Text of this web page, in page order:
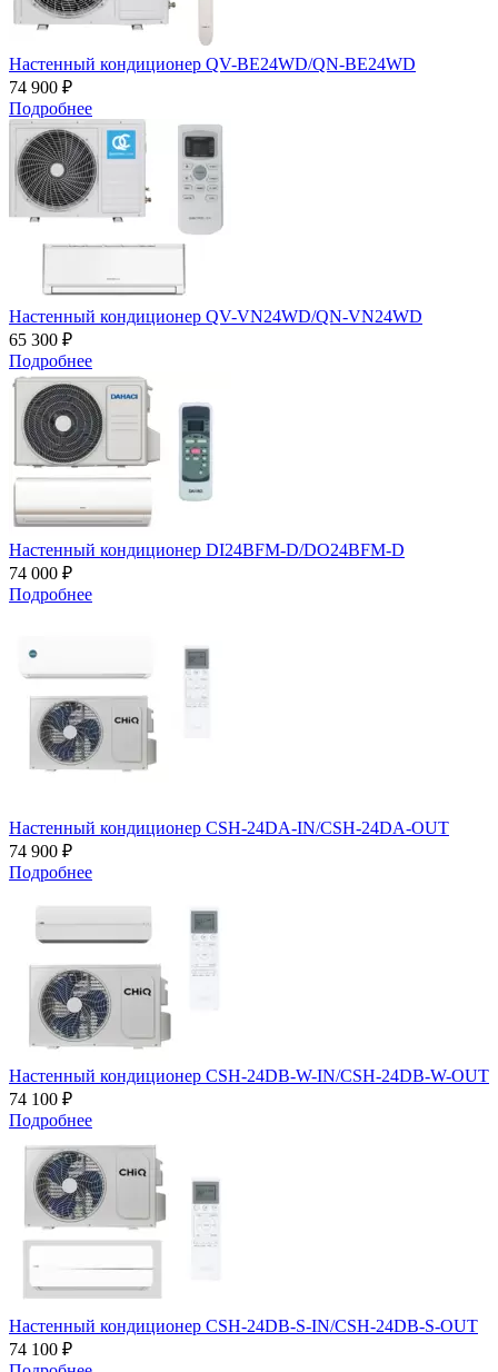
Настенный кондиционер QV-BE24WD/QN-BE24WD
74 900 ₽
Подробнее
Настенный кондиционер QV-VN24WD/QN-VN24WD
65 300 ₽
Подробнее
Настенный кондиционер DI24BFM-D/DO24BFM-D
74 000 ₽
Подробнее
Настенный кондиционер CSH-24DA-IN/CSH-24DA-OUT
74 900 ₽
Подробнее
Настенный кондиционер CSH-24DB-W-IN/CSH-24DB-W-OUT
74 100 ₽
Подробнее
Настенный кондиционер CSH-24DB-S-IN/CSH-24DB-S-OUT
74 100 ₽